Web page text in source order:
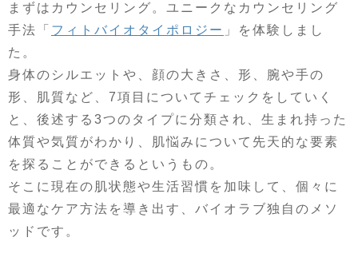
まずはカウンセリング。ユニークなカウンセリング
手法「 フィトバイオタイポロジー 」を体験しまし
た。
身体のシルエットや、顔の大きさ、形、腕や手の
形、肌質など、7項目についてチェックをしていく
と、後述する3つのタイプに分類され、生まれ持った
体質や気質がわかり、肌悩みについて先天的な要素
を探ることができるというもの。
そこに現在の肌状態や生活習慣を加味して、個々に
最適なケア方法を導き出す、バイオラブ独自のメソ
ッドです。